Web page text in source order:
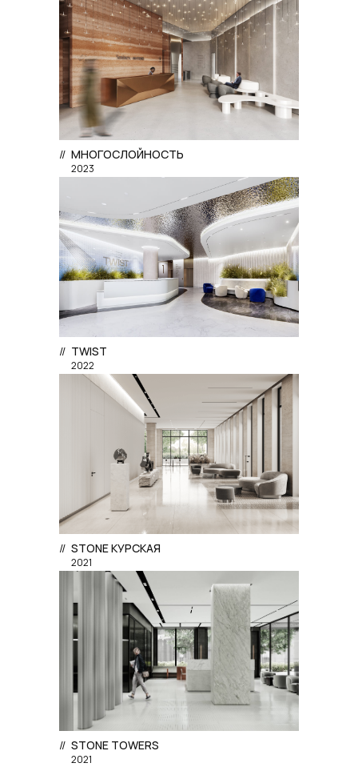
МНОГОСЛОЙНОСТЬ
//
2023
TWIST
//
2022
STONE КУРСКАЯ
//
2021
STONE TOWERS
//
2021